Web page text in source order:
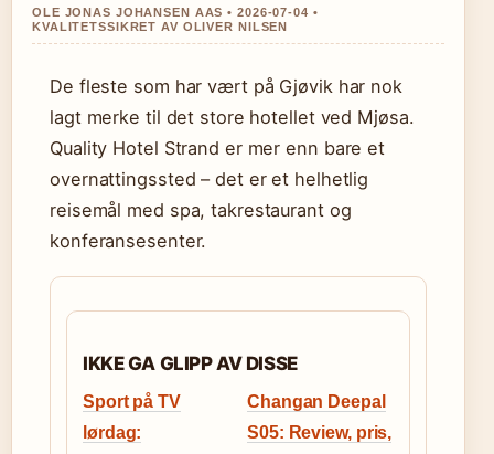
OLE JONAS JOHANSEN AAS • 2026-07-04 •
KVALITETSSIKRET AV OLIVER NILSEN
De fleste som har vært på Gjøvik har nok
lagt merke til det store hotellet ved Mjøsa.
Quality Hotel Strand er mer enn bare et
overnattingssted – det er et helhetlig
reisemål med spa, takrestaurant og
konferansesenter.
IKKE GA GLIPP AV DISSE
Sport på TV
lørdag:
Changan Deepal
S05: Review, pris,